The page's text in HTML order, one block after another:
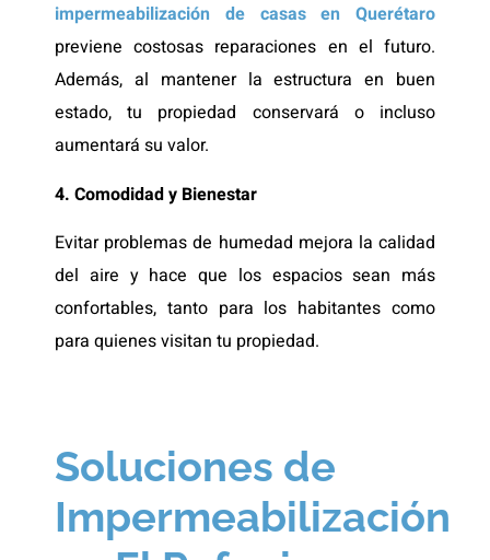
impermeabilización de casas en Querétaro
previene costosas reparaciones en el futuro.
Además, al mantener la estructura en buen
estado, tu propiedad conservará o incluso
aumentará su valor.
4. Comodidad y Bienestar
Evitar problemas de humedad mejora la calidad
del aire y hace que los espacios sean más
confortables, tanto para los habitantes como
para quienes visitan tu propiedad.
Soluciones de
Impermeabilización